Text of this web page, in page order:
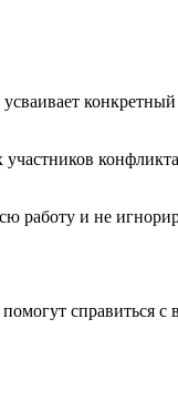
участников
работу и не
помогут